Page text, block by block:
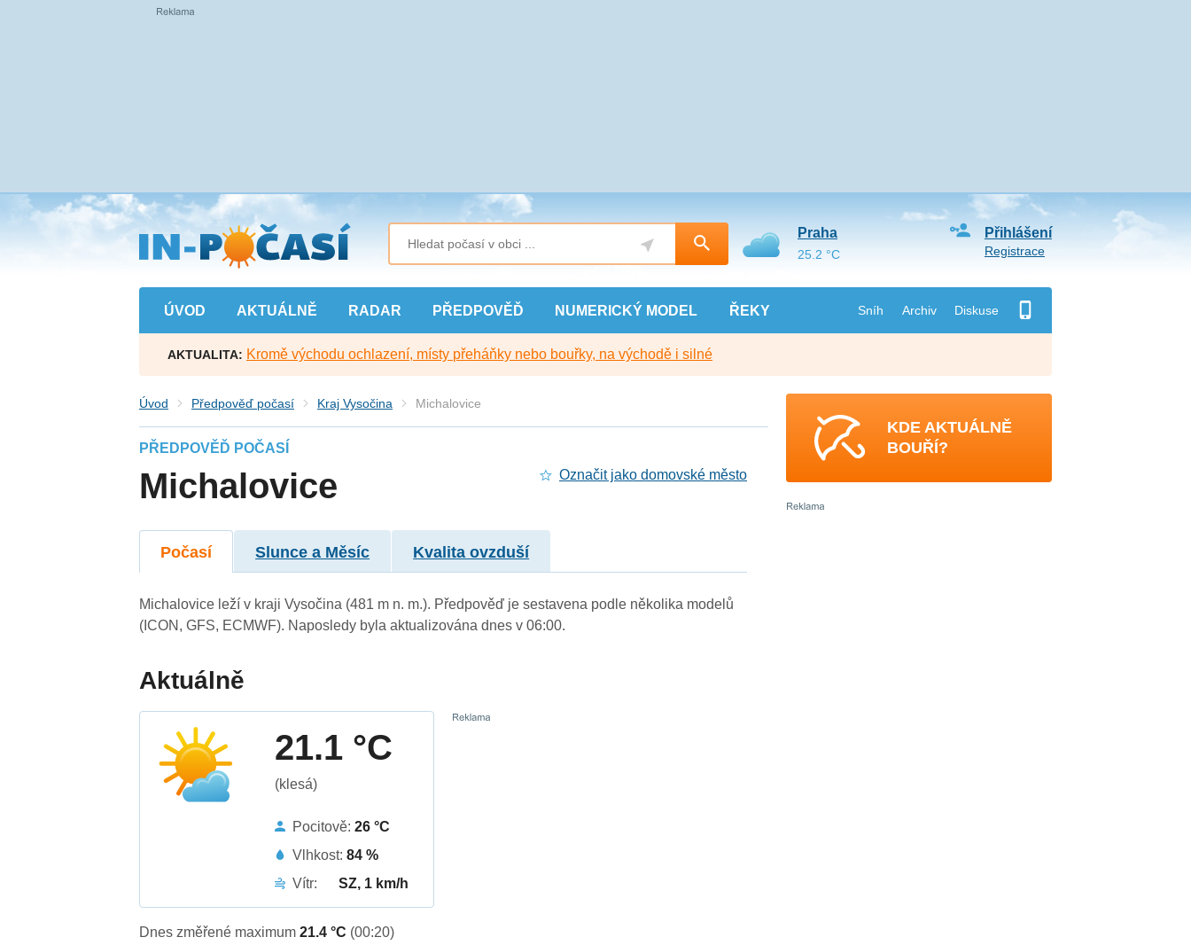
Přejít
na
hlavní
obsah
ÚVOD AKTUÁLNĚ RADAR PŘEDPOVĚĎ NUMERICKÝ MODEL ŘEKY Sníh Archiv Diskuse
Přihlášení
Registrace
Praha
25.2 °C
AKTUALITA: Kromě východu ochlazení, místy přeháňky nebo bouřky, na východě i silné
Úvod Předpověď počasí Kraj Vysočina Michalovice
PŘEDPOVĚĎ POČASÍ
Michalovice Označit jako domovské město
Počasí Slunce a Měsíc Kvalita ovzduší
Michalovice leží v kraji Vysočina (481 m n. m.). Předpověď je sestavena podle několika modelů
(ICON, GFS, ECMWF). Naposledy byla aktualizována dnes v 06:00.
Aktuálně
21.1 °C
(klesá)
Pocitově:26 °C
Vlhkost:84 %
Vítr:
SZ, 1 km/h
Dnes změřené maximum21.4 °C (00:20)
KDE AKTUÁLNĚ
BOUŘÍ?